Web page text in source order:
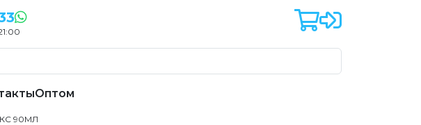
Оптом
90МЛ